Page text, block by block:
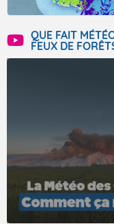
QUE FAIT
FEUX DE